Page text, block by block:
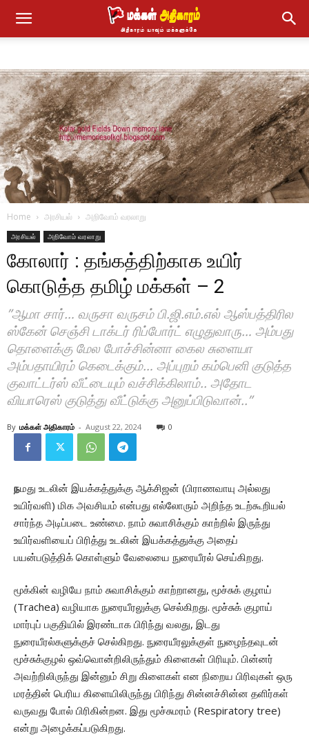
Home அரசியல் அறிவோம் வரலாறு
அரசியல் அறிவோம் வரலாறு
கோலார் : தங்கத்திற்காக உயிர்
கொடுத்த தமிழ் மக்கள் – 2
”ஆமா சார்… வருசா வருசம் பி.ஜி.எம்.எல் ஆஸ்பத்திரில
ஸ்கேன் செஞ்சி டாக்டர் ரிப்போர்ட் எழுதுவாரு… அம்பது
தொளைக்கு மேல போச்சின்னா கைல சுளையா
அம்பதாயிரம் கெடைக்கும்… அப்புறம் கம்பெனி குடுத்த
குவாட்டர்ஸ் வீட்டையும் வச்சிக்கிலாம்.. அதோட
வியாரெஸ் குடுத்து வீட்டுக்கு அனுப்பிடுவான்..”
By மக்கள் அதிகாரம் - August 22, 2024 0
நமது உடலின் இயக்கத்துக்கு ஆக்சிஜன் (பிராணவாயு அல்லது
உயிர்வளி) மிக அவசியம் என்பது எல்லோரும் அறிந்த உடற்கூறியல்
சார்ந்த அடிப்படை உண்மை. நாம் சுவாசிக்கும் காற்றில் இருந்து
உயிர்வளியைப் பிரித்து உடலின் இயக்கத்துக்கு அதைப்
பயன்படுத்திக் கொள்ளும் வேலையை நுரையீரல் செய்கிறது.
மூக்கின் வழியே நாம் சுவாசிக்கும் காற்றானது, மூச்சுக் குழாய்
(Trachea) வழியாக நுரையீரலுக்கு செல்கிறது. மூச்சுக் குழாய்
மார்புப் பகுதியில் இரண்டாக பிரிந்து வலது, இடது
நுரையீரல்களுக்குச் செல்கிறது. நுரையீரலுக்குள் நுழைந்தவுடன்
மூச்சுக்குழல் ஒவ்வொன்றிலிருந்தும் கிளைகள் பிரியும். பின்னர்
அவற்றிலிருந்து இன்னும் சிறு கிளைகள் என நிறைய பிரிவுகள் ஒரு
மரத்தின் பெரிய கிளையிலிருந்து பிரிந்து சின்னச்சின்ன தளிர்கள்
வருவது போல் பிரிகின்றன. இது மூச்சுமரம் (Respiratory tree)
என்று அழைக்கப்படுகிறது.